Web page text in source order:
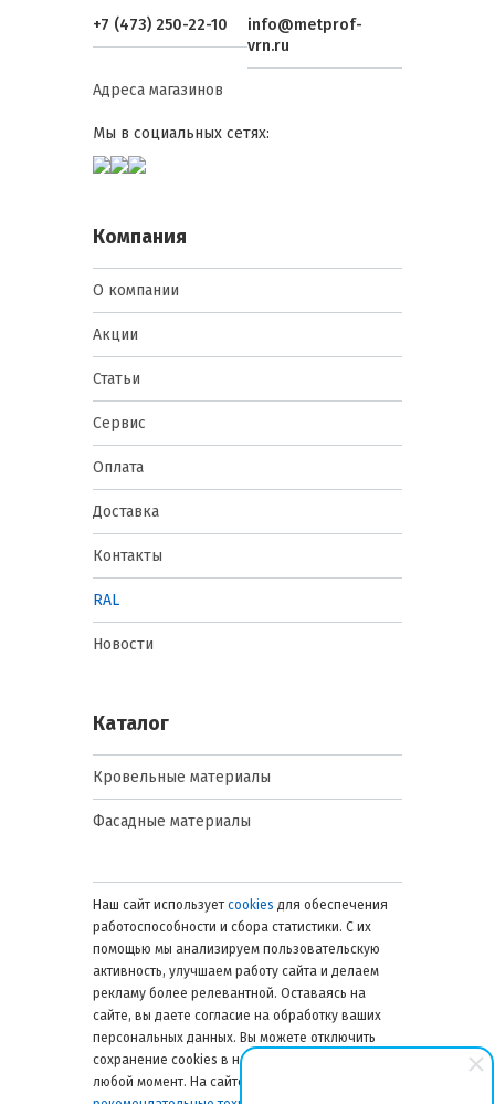
+7 (473) 250-22-10
info@metprof-
vrn.ru
Адреса магазинов
Мы в социальных сетях:
Компания
О компании
Акции
Статьи
Сервис
Оплата
Доставка
Контакты
RAL
Новости
Каталог
Кровельные материалы
Фасадные материалы
Наш сайт использует cookies для обеспечения
работоспособности и сбора статистики. С их
помощью мы анализируем пользовательскую
активность, улучшаем работу сайта и делаем
рекламу более релевантной. Оставаясь на
сайте, вы даете согласие на обработку ваших
персональных данных. Вы можете отключить
сохранение cookies в настройках браузера в
любой момент. На сайте также применяются